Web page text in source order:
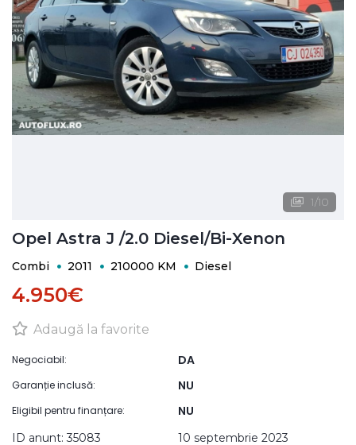
1/10
Opel Astra J /2.0 Diesel/Bi-Xenon
Combi 2011 210000 KM Diesel
4.950€
Adaugă la favorite
Negociabil: DA
Garanție inclusă: NU
Eligibil pentru finanțare: NU
ID anunt: 35083 10 septembrie 2023